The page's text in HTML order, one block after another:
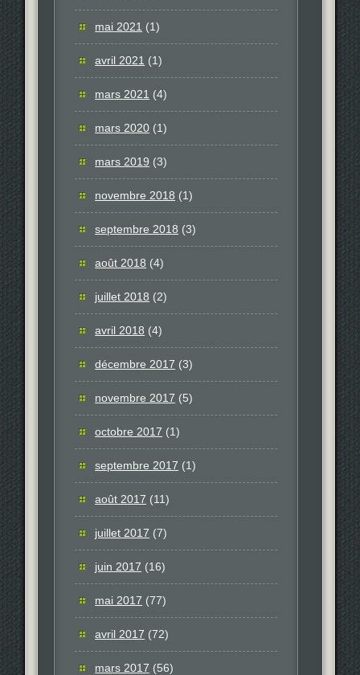
mai 2021 (1)
avril 2021 (1)
mars 2021 (4)
mars 2020 (1)
mars 2019 (3)
novembre 2018 (1)
septembre 2018 (3)
août 2018 (4)
juillet 2018 (2)
avril 2018 (4)
décembre 2017 (3)
novembre 2017 (5)
octobre 2017 (1)
septembre 2017 (1)
août 2017 (11)
juillet 2017 (7)
juin 2017 (16)
mai 2017 (77)
avril 2017 (72)
mars 2017 (56)